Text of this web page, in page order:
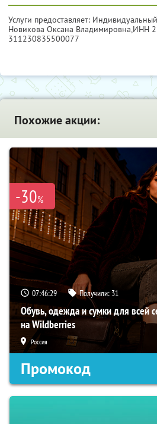
Услуги предоставляет:
Новикова Оксана Владимировна,ИНН
311230835500077
Похожие акции:
-30%
07:46:28 Получили: 31
Обувь, одежда и сумки для всей
на Wildberries
Россия
Промокод